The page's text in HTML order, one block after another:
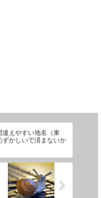
違えやすい地名（東
かしいで済まないか